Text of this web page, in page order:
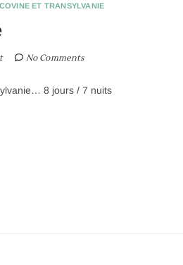
ET TRANSYLVANIE
No Comments
8 jours / 7 nuits